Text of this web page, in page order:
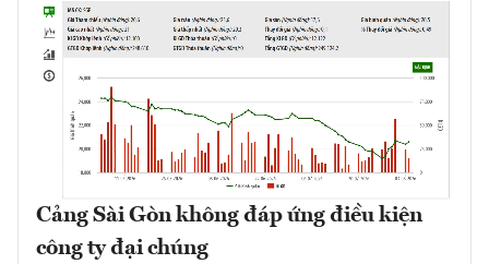
Cảng Sài Gòn không đáp ứng điều kiện
công ty đại chúng